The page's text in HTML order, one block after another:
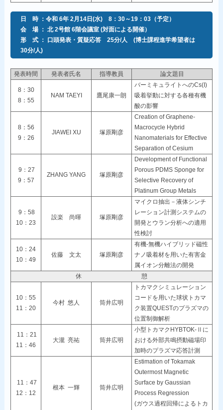
日 時 ：令和 6年 2月14日(水) 8：30～19：03（予定）
会 場 ： 北 2号館 6階会議室 (対面による開催）
形 式 ： 口頭発表・質疑応答 25分/人 (博士課程進学希望者は
30分/人)
発表時間 発表者氏名 指導教員 論文題目
8：30
8：55
NAM TAEYI 鷹尾康一朗
バーミキュライトへのCs(I)
吸着挙動に対する各種有機
酸の影響
8：56
9：26
JIAWEI XU 塚原剛彦
Creation of Graphene-
Macrocycle Hybrid
Nanomaterials for Effective
Separation of Cesium
9：27
9：57
ZHANG YANG 塚原剛彦
Development of Functional
Porous PDMS Sponge for
Selective Recovery of
Platinum Group Metals
9：58
10：23
設楽 尚暉 塚原剛彦
マイクロ抽出－液体シンチ
レーション計測システムの
開発とウラン分析への適用
性検討
10：24
10：49
佐藤 文太 塚原剛彦
有機-無機ハイブリッド磁性
ナノ吸着材を用いた有害金
属イオン分離法の開発
休 憩
10：55
11：20
今村 悠人 筒井広明
トカマクシミュレーション
コードを用いた球状トカマ
ク装置QUESTのプラズマの
位置制御解析
11：21
11：46
大瀧 亮祐 筒井広明
小型トカマクHYBTOK-Ⅱに
おける外部共鳴摂動磁場印
加時のプラズマ応答計測
11：47
12：12
根本 一輝 筒井広明
Estimation of Tokamak
Outermost Magnetic
Surface by Gaussian
Process Regression
(ガウス過程回帰によるトカ